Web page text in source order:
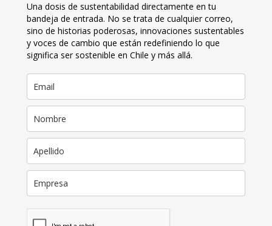
Una dosis de sustentabilidad directamente en tu
bandeja de entrada. No se trata de cualquier correo,
sino de historias poderosas, innovaciones sustentables
y voces de cambio que están redefiniendo lo que
significa ser sostenible en Chile y más allá.